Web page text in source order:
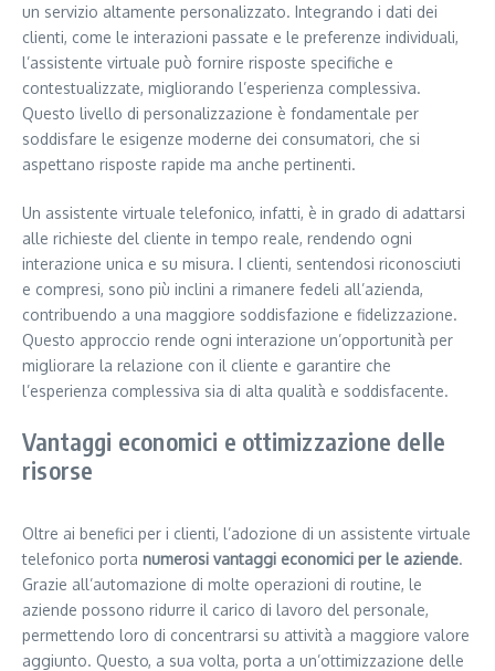
un servizio altamente personalizzato. Integrando i dati dei
clienti, come le interazioni passate e le preferenze individuali,
l’assistente virtuale può fornire risposte specifiche e
contestualizzate, migliorando l’esperienza complessiva.
Questo livello di personalizzazione è fondamentale per
soddisfare le esigenze moderne dei consumatori, che si
aspettano risposte rapide ma anche pertinenti.
Un assistente virtuale telefonico, infatti, è in grado di adattarsi
alle richieste del cliente in tempo reale, rendendo ogni
interazione unica e su misura. I clienti, sentendosi riconosciuti
e compresi, sono più inclini a rimanere fedeli all’azienda,
contribuendo a una maggiore soddisfazione e fidelizzazione.
Questo approccio rende ogni interazione un’opportunità per
migliorare la relazione con il cliente e garantire che
l’esperienza complessiva sia di alta qualità e soddisfacente.
Vantaggi economici e ottimizzazione delle
risorse
Oltre ai benefici per i clienti, l’adozione di un assistente virtuale
telefonico porta numerosi vantaggi economici per le aziende.
Grazie all’automazione di molte operazioni di routine, le
aziende possono ridurre il carico di lavoro del personale,
permettendo loro di concentrarsi su attività a maggiore valore
aggiunto. Questo, a sua volta, porta a un’ottimizzazione delle